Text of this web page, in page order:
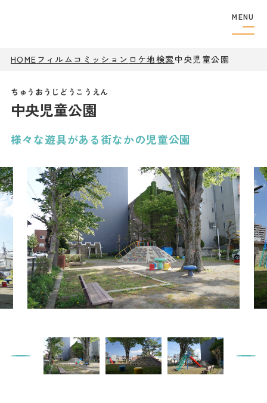
MENU
HOME フィルムコミッション ロケ地検索 中央児童公園
中央児童公園
様々な遊具がある街なかの児童公園
フィルムコミッショ
ロケ地巡り
観光案内
特集
餃子
グルメ
イベント